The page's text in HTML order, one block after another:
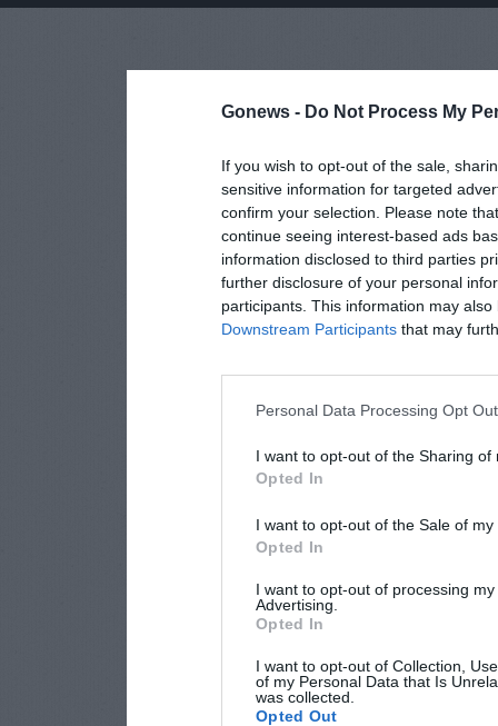
Gonews - Do Not Process My
If you wish to opt-out of the sale,
sensitive information for targeted
confirm your selection. Please note
continue seeing interest-based ads
information disclosed to third parties
further disclosure of your personal
participants. This information may
Downstream Participants that may
Personal Data Processing Opt
I want to opt-out of the Sharing of
Opted In
I want to opt-out of the Sale of
Opted In
I want to opt-out of processing
Advertising.
Opted In
I want to opt-out of Collection,
of my Personal Data that Is
was collected.
Opted Out